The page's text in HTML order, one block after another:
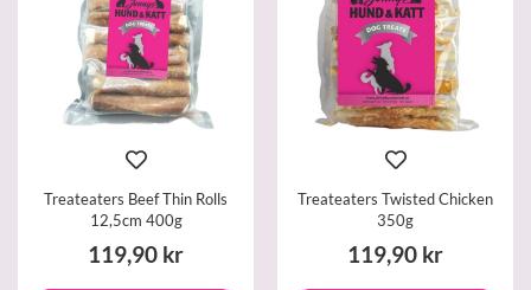
Treateaters Beef Thin Rolls
12,5cm 400g
119,90 kr
Treateaters Twisted Chicken
350g
119,90 kr